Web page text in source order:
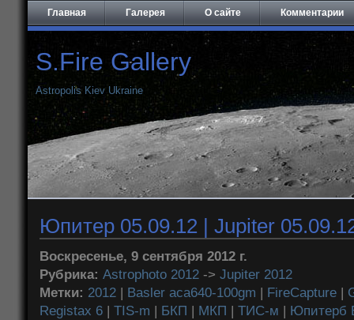
Главная Галерея О сайте Комментарии
S.Fire Gallery
Astropolis Kiev Ukraine
Юпитер 05.09.12 | Jupiter
Воскресенье, 9 сентября 2012 г.
Рубрика: Astrophoto 2012 -> Jupiter 2012
Метки: 2012 | Basler aca640-100gm | FireCapture |
Registax 6 | TIS-m | БКП | МКП | ТИС-м | Юпитерб